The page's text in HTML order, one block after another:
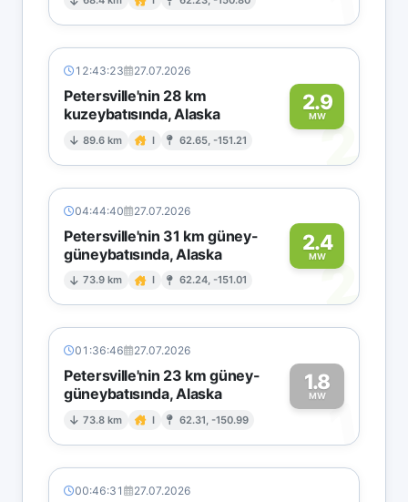
12:43:23 27.07.2026
Petersville'nin 28 km
kuzeybatısında, Alaska
89.6 km I 62.65, -151.21
2.9
MW2
04:44:40 27.07.2026
Petersville'nin 31 km güney-
güneybatısında, Alaska
73.9 km I 62.24, -151.01
2.4
MW2
01:36:46 27.07.2026
Petersville'nin 23 km güney-
güneybatısında, Alaska
73.8 km I 62.31, -150.99
1.8
MW1
00:46:31 27.07.2026